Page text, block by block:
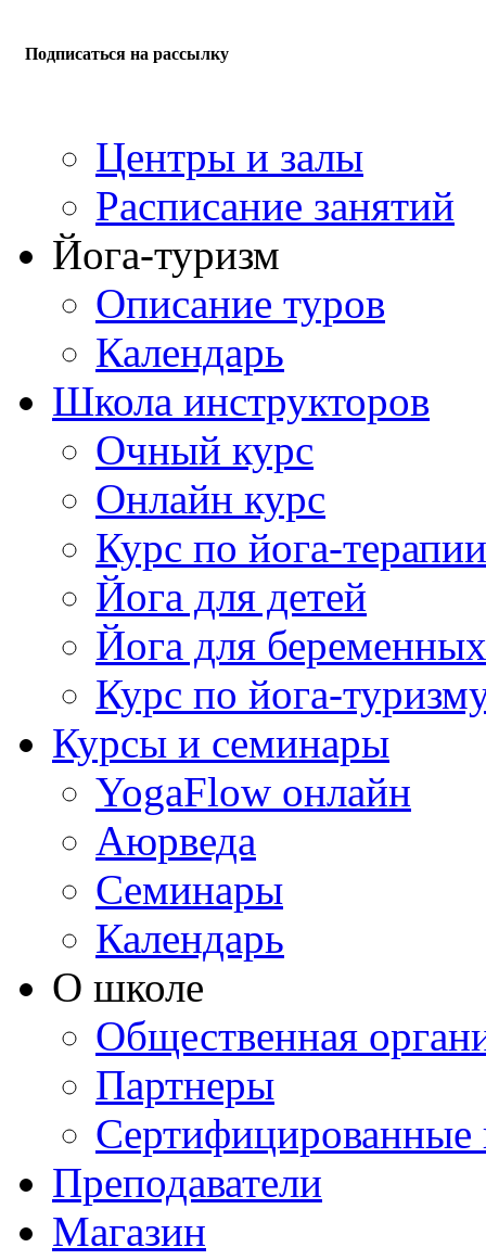
Подписаться на рассылку
Центры и залы
Расписание занятий
Йога-туризм
Описание туров
Календарь
Школа инструкторов
Очный курс
Онлайн курс
Курс по йога-терапии
Йога для детей
Йога для беременных
Курс по йога-
Курсы и семинары
YogaFlow онлайн
Аюрведа
Семинары
Календарь
О школе
Общественная
Партнеры
Сертифицированные
Преподаватели
Магазин